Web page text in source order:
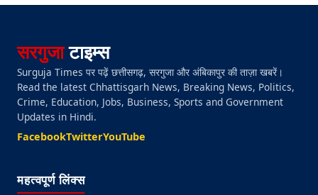
सरगुजाटाइम्स
Surguja Times पर पढ़ें छत्तीसगढ़, सरगुजा और अंबिकापुर की ताज़ा खबरें।
Read the latest Chhattisgarh News, Breaking News, Politics,
Crime, Education, Jobs, Business, Sports and Government
Updates in Hindi.
FacebookTwitterYouTube
महत्वपूर्ण लिंक्स